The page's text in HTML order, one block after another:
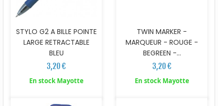
STYLO G2 A BILLE POINTE
LARGE RETRACTABLE
BLEU
3,20 €
En stock Mayotte
TWIN MARKER -
MARQUEUR - ROUGE -
BEGREEN -...
3,20 €
En stock Mayotte